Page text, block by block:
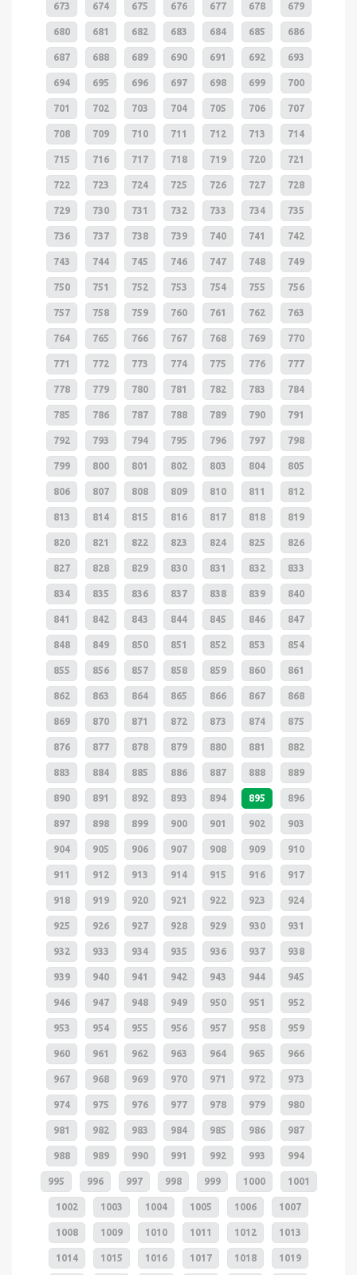
673 674 675 676 677 678 679
680 681 682 683 684 685 686
687 688 689 690 691 692 693
694 695 696 697 698 699 700
701 702 703 704 705 706 707
708 709 710 711 712 713 714
715 716 717 718 719 720 721
722 723 724 725 726 727 728
729 730 731 732 733 734 735
736 737 738 739 740 741 742
743 744 745 746 747 748 749
750 751 752 753 754 755 756
757 758 759 760 761 762 763
764 765 766 767 768 769 770
771 772 773 774 775 776 777
778 779 780 781 782 783 784
785 786 787 788 789 790 791
792 793 794 795 796 797 798
799 800 801 802 803 804 805
806 807 808 809 810 811 812
813 814 815 816 817 818 819
820 821 822 823 824 825 826
827 828 829 830 831 832 833
834 835 836 837 838 839 840
841 842 843 844 845 846 847
848 849 850 851 852 853 854
855 856 857 858 859 860 861
862 863 864 865 866 867 868
869 870 871 872 873 874 875
876 877 878 879 880 881 882
883 884 885 886 887 888 889
890 891 892 893 894 895 896
897 898 899 900 901 902 903
904 905 906 907 908 909 910
911 912 913 914 915 916 917
918 919 920 921 922 923 924
925 926 927 928 929 930 931
932 933 934 935 936 937 938
939 940 941 942 943 944 945
946 947 948 949 950 951 952
953 954 955 956 957 958 959
960 961 962 963 964 965 966
967 968 969 970 971 972 973
974 975 976 977 978 979 980
981 982 983 984 985 986 987
988 989 990 991 992 993 994
995 996 997 998 999 1000 1001
1002 1003 1004 1005 1006 1007
1008 1009 1010 1011 1012 1013
1014 1015 1016 1017 1018 1019